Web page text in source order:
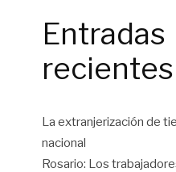
Entradas
recientes
La extranjerización de
nacional
Rosario: Los